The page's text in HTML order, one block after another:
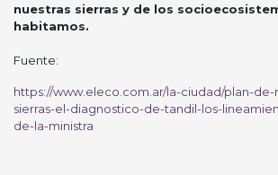
nuestras sierras y de los
habitamos.
Fuente:
https://www.eleco.com.ar/la-ciudad/plan-
sierras-el-diagnostico-de-tandil-los-
de-la-ministra